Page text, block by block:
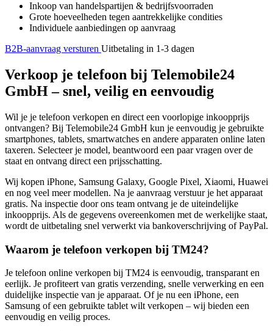
Inkoop van handelspartijen & bedrijfsvoorraden
Grote hoeveelheden tegen aantrekkelijke condities
Individuele aanbiedingen op aanvraag
B2B-aanvraag versturen Uitbetaling in 1-3 dagen
Verkoop je telefoon bij Telemobile24
GmbH – snel, veilig en eenvoudig
Wil je je telefoon verkopen en direct een voorlopige inkoopprijs
ontvangen? Bij Telemobile24 GmbH kun je eenvoudig je gebruikte
smartphones, tablets, smartwatches en andere apparaten online laten
taxeren. Selecteer je model, beantwoord een paar vragen over de
staat en ontvang direct een prijsschatting.
Wij kopen iPhone, Samsung Galaxy, Google Pixel, Xiaomi, Huawei
en nog veel meer modellen. Na je aanvraag verstuur je het apparaat
gratis. Na inspectie door ons team ontvang je de uiteindelijke
inkoopprijs. Als de gegevens overeenkomen met de werkelijke staat,
wordt de uitbetaling snel verwerkt via bankoverschrijving of PayPal.
Waarom je telefoon verkopen bij TM24?
Je telefoon online verkopen bij TM24 is eenvoudig, transparant en
eerlijk. Je profiteert van gratis verzending, snelle verwerking en een
duidelijke inspectie van je apparaat. Of je nu een iPhone, een
Samsung of een gebruikte tablet wilt verkopen – wij bieden een
eenvoudig en veilig proces.